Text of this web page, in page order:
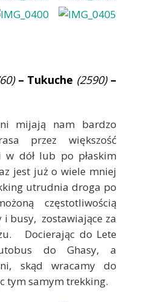
– Tukuche (2590)–
mijają nam bardzo
przez większość
w dół lub po płaskim
jest już o wiele mniej
utrudnia droga po
częstotliwością
i busy, zostawiające za
Docierając do Lete
do Ghasy, a
skąd wracamy do
tym samym trekking.